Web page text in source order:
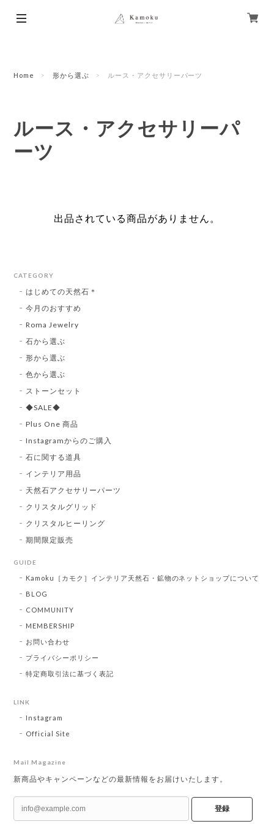
Home 形から選ぶ ルース・アクセサリーパーツ
ルース・アクセサリーパ
ーツ
出品されている商品がありません。
CATEGORY
はじめての天然石＊
今月のおすすめ
Roma Jewelry
石から選ぶ
形から選ぶ
色から選ぶ
ストーンセット
◆SALE◆
Plus One 商品
Instagramからのご購入
石に関する道具
インテリア用品
天然石アクセサリーパーツ
クリスタルグリッド
クリスタルヒーリング
期間限定販売
GUIDE
Kamoku［カモク］インテリア天然石・鉱物のネットショップについて
BLOG
COMMUNITY
MEMBERSHIP
お問い合わせ
プライバシーポリシー
特定商取引法に基づく表記
LINK
Instagram
Official Site
Mail Magazine
新商品やキャンペーンなどの最新情報をお届けいたします。
登録